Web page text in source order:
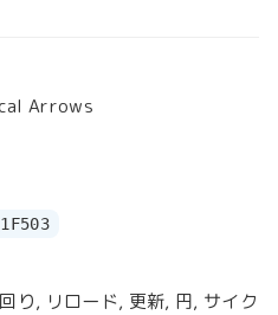
Arrows
り, リロード, 更新, 円, サイク